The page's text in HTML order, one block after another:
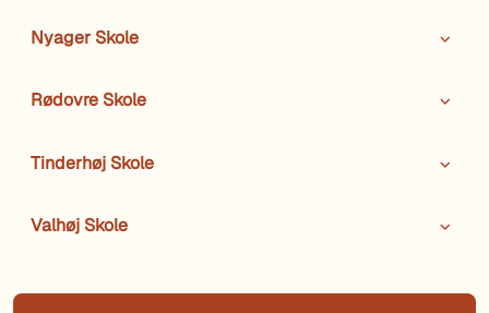
Nyager Skole
Rødovre Skole
Tinderhøj Skole
Valhøj Skole